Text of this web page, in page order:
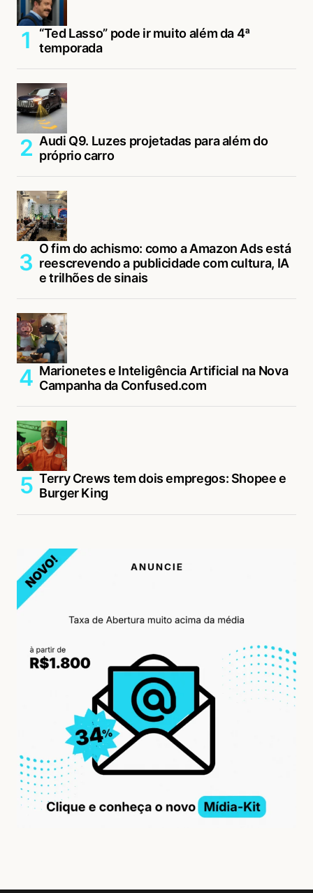
“Ted Lasso” pode ir muito além da 4ª
temporada
Audi Q9. Luzes projetadas para além do
próprio carro
O fim do achismo: como a Amazon Ads está
reescrevendo a publicidade com cultura, IA
e trilhões de sinais
Marionetes e Inteligência Artificial na Nova
Campanha da Confused.com
Terry Crews tem dois empregos: Shopee e
Burger King